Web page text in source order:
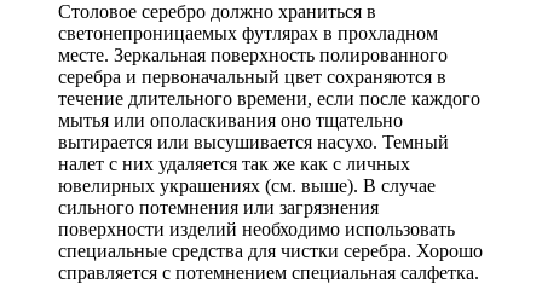
Столовое серебро должно храниться в
светонепроницаемых футлярах в прохладном
месте. Зеркальная поверхность полированного
серебра и первоначальный цвет сохраняются в
течение длительного времени, если после каждого
мытья или ополаскивания оно тщательно
вытирается или высушивается насухо. Темный
налет с них удаляется так же как с личных
ювелирных украшениях (см. выше). В случае
сильного потемнения или загрязнения
поверхности изделий необходимо использовать
специальные средства для чистки серебра. Хорошо
справляется с потемнением специальная салфетка.